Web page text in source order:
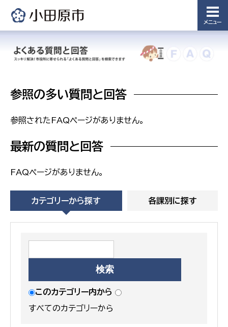
メニュー
浄水管理
農業委
員会事
農業委員
議会局
課
参照の多い質問と回答
参照されたFAQページがありません。
最新の質問と回答
FAQページがありません。
カテゴリーから探す 各課別に探す
このカテゴリー内から
すべてのカテゴリーから